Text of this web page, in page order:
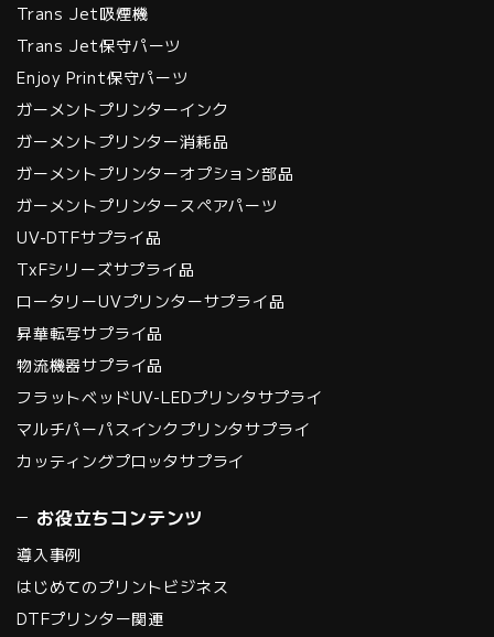
Trans Jet吸煙機
Trans Jet保守パーツ
Enjoy Print保守パーツ
ガーメントプリンターインク
ガーメントプリンター消耗品
ガーメントプリンターオプション部品
ガーメントプリンタースペアパーツ
UV-DTFサプライ品
TxFシリーズサプライ品
ロータリーUVプリンターサプライ品
昇華転写サプライ品
物流機器サプライ品
フラットベッドUV-LEDプリンタサプライ
マルチパーパスインクプリンタサプライ
カッティングプロッタサプライ
お役立ちコンテンツ
導入事例
はじめてのプリントビジネス
DTFプリンター関連